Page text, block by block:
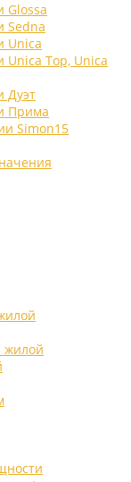
Glossa
Sedna
Unica
Unica Top, Unica
Дуэт
Прима
Simon15
жилой